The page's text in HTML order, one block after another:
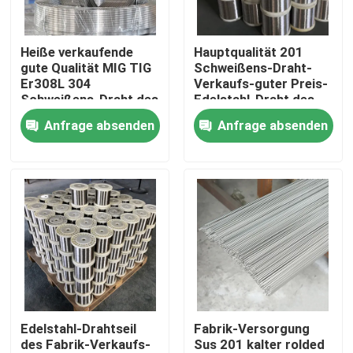
Produkte
Videos
Edelstahl-Spule
Edelstahlstreifen
Edelstahlblech-Platte
dekoratives Blatt des Edelstahls
Edelstahl gegen Gelbfärbung
Heiße verkaufende
gute Qualität MIG TIG
Er308L 304
Schweißens-Draht des
Edelstahl-316 316l
Anfrage absenden
Hauptqualität 201
Schweißens-Draht-
Verkaufs-guter Preis-
Edelstahl-Draht des
Edelstahl-304 316L
Anfrage absenden
Edelstahl-Drahtseil
des Fabrik-Verkaufs-
Fabrik-Versorgung
Sus 201 kalter rolded